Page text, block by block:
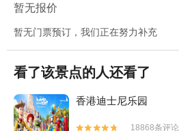
暂无报价
暂无门票预订，我们正在努力补充
看了该景点的人还看了
香港迪士尼乐园


18868条评论